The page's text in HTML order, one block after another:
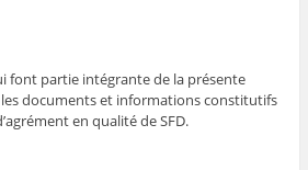
font partie intégrante de la présente
documents et informations constitutifs
en qualité de SFD.